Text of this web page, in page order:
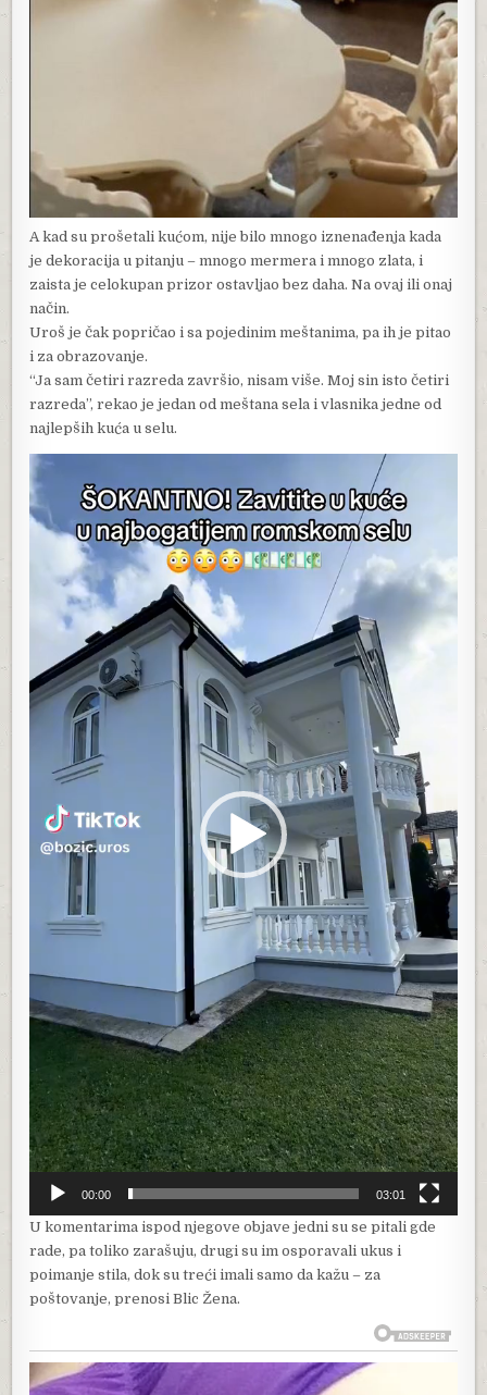
A kad su prošetali kućom, nije bilo mnogo iznenađenja kada
je dekoracija u pitanju – mnogo mermera i mnogo zlata, i
zaista je celokupan prizor ostavljao bez daha. Na ovaj ili onaj
način.
Uroš je čak popričao i sa pojedinim meštanima, pa ih je pitao
i za obrazovanje.
“Ja sam četiri razreda završio, nisam više. Moj sin isto četiri
razreda”, rekao je jedan od meštana sela i vlasnika jedne od
najlepših kuća u selu.
Video
Player
00:00 03:01
U komentarima ispod njegove objave jedni su se pitali gde
rade, pa toliko zarašuju, drugi su im osporavali ukus i
poimanje stila, dok su treći imali samo da kažu – za
poštovanje, prenosi Blic Žena.